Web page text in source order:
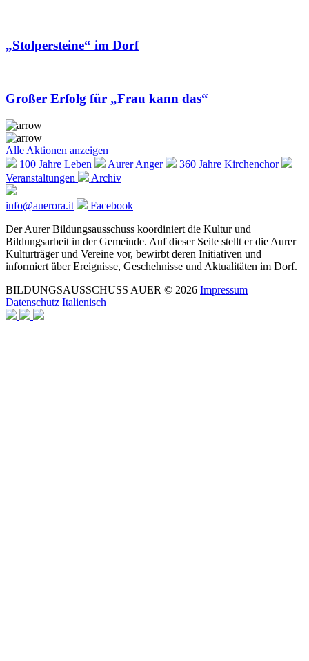
„Stolpersteine“ im Dorf
Großer Erfolg für „Frau kann das“
Alle Aktionen anzeigen
100 Jahre Leben
Aurer Anger
360 Jahre Kirchenchor
Veranstaltungen
Archiv
info@auerora.it
Facebook
Der Aurer Bildungsausschuss koordiniert die Kultur und
Bildungsarbeit in der Gemeinde. Auf dieser Seite stellt er die Aurer
Kulturträger und Vereine vor, bewirbt deren Initiativen und
informiert über Ereignisse, Geschehnisse und Aktualitäten im Dorf.
BILDUNGSAUSSCHUSS AUER © 2026 Impressum
Datenschutz Italienisch